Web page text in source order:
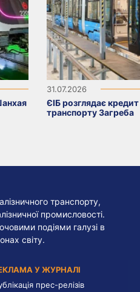
31.07.2026
ЄІБ розглядає
транспорту Загреба
транспорту,
промисловості.
подіями галузі в
світу.
У ЖУРНАЛІ
прес-релізів